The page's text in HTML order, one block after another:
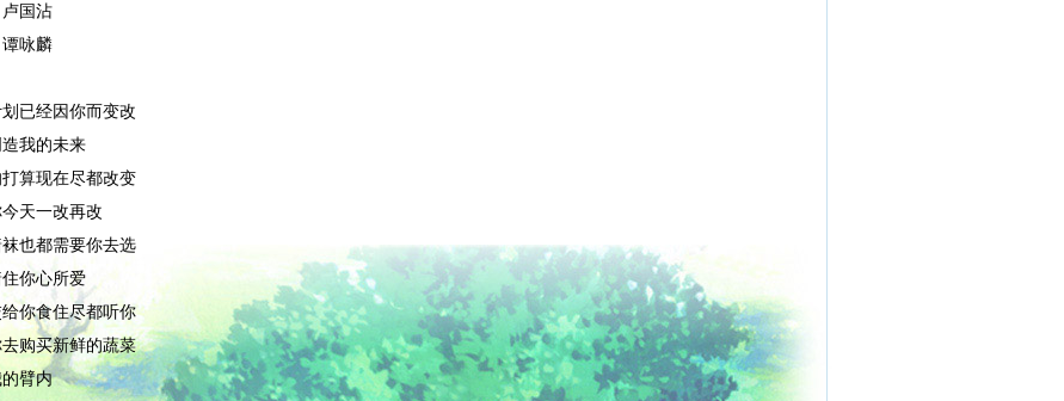
国沾
咏麟
已经因你而变改
我的未来
算现在尽都改变
天一改再改
也都需要你去选
你心所爱
你食住尽都听你
去购买新鲜的蔬菜
臂内